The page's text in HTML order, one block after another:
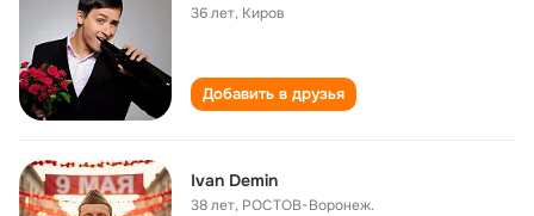
36 лет, Киров
Добавить в друзья
Ivan Demin
38 лет, РОСТОВ-Воронеж.